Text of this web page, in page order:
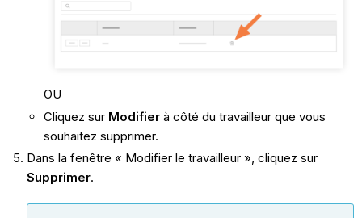
OU
Cliquez sur Modifierà côté du travailleur que vous
souhaitez supprimer.
Dans la fenêtre « Modifier le travailleur », cliquez sur
Supprimer.